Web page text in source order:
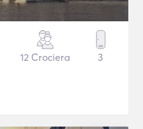
12 Crociera 3